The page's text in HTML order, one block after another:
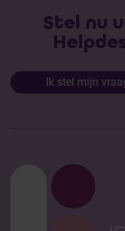
Stel nu
Ik stel mijn